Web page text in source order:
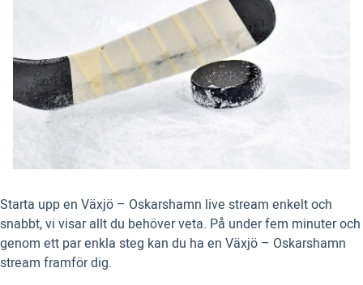
Starta upp en Växjö – Oskarshamn live stream enkelt och
snabbt, vi visar allt du behöver veta. På under fem minuter och
genom ett par enkla steg kan du ha en Växjö – Oskarshamn
stream framför dig.